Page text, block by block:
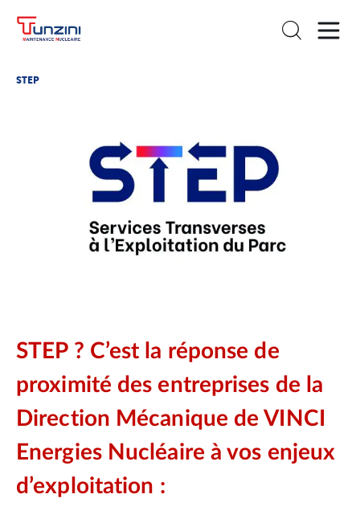
STEP
STEP ? C’est la réponse de
proximité des entreprises de la
Direction Mécanique de VINCI
Energies Nucléaire à vos enjeux
d’exploitation :